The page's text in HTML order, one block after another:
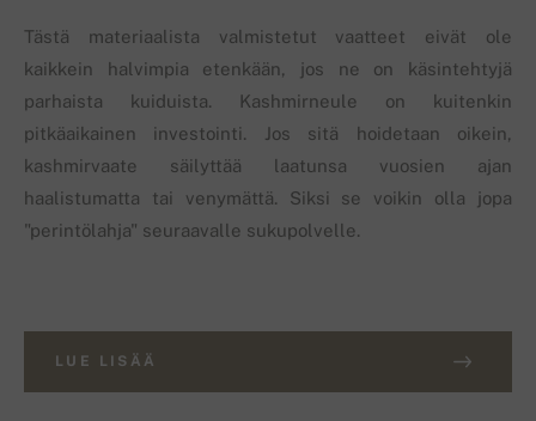
Tästä materiaalista valmistetut vaatteet eivät ole
kaikkein halvimpia etenkään, jos ne on käsintehtyjä
parhaista kuiduista. Kashmirneule on kuitenkin
pitkäaikainen investointi. Jos sitä hoidetaan oikein,
kashmirvaate säilyttää laatunsa vuosien ajan
haalistumatta tai venymättä. Siksi se voikin olla jopa
"perintölahja" seuraavalle sukupolvelle.
LUE LISÄÄ